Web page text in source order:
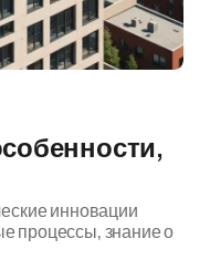
инновации
процессы, знание о